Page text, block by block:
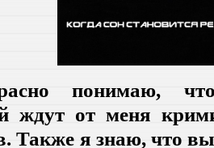
понимаю,
ждут от меня
Также я знаю, что